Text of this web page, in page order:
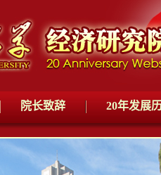
院长致辞 20年发展